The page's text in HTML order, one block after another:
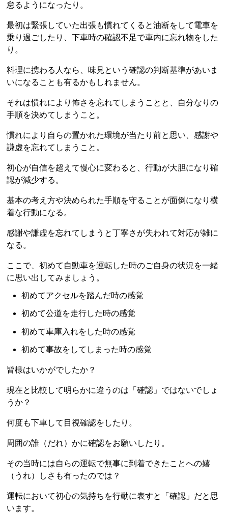
怠るようになったり。
最初は緊張していた出張も慣れてくると油断をして電車を
乗り過ごしたり、下車時の確認不足で車内に忘れ物をした
り。
料理に携わる人なら、味見という確認の判断基準があいま
いになることも有るかもしれません。
それは慣れにより怖さを忘れてしまうことと、自分なりの
手順を決めてしまうこと。
慣れにより自らの置かれた環境が当たり前と思い、感謝や
謙虚を忘れてしまうこと。
初心が自信を超えて慢心に変わると、行動が大胆になり確
認が減少する。
基本の考え方や決められた手順を守ることが面倒になり横
着な行動になる。
感謝や謙虚を忘れてしまうと丁寧さが失われて対応が雑に
なる。
ここで、初めて自動車を運転した時のご自身の状況を一緒
に思い出してみましょう。
初めてアクセルを踏んだ時の感覚
初めて公道を走行した時の感覚
初めて車庫入れをした時の感覚
初めて事故をしてしまった時の感覚
皆様はいかがでしたか？
現在と比較して明らかに違うのは「確認」ではないでしょ
うか？
何度も下車して目視確認をしたり。
周囲の誰（だれ）かに確認をお願いしたり。
その当時には自らの運転で無事に到着できたことへの嬉
（うれ）しさも有ったのでは？
運転において初心の気持ちを行動に表すと「確認」だと思
います。